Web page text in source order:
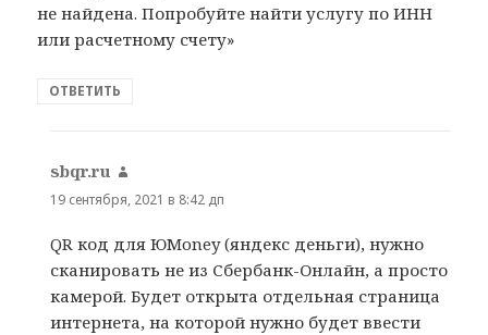
не найдена. Попробуйте найти услугу по ИНН
или расчетному счету»
ОТВЕТИТЬ
sbqr.ru
19 сентября, 2021 в 8:42 дп
QR код для ЮMoney (яндекс деньги), нужно
сканировать не из Сбербанк-Онлайн, а просто
камерой. Будет открыта отдельная страница
интернета, на которой нужно будет ввести